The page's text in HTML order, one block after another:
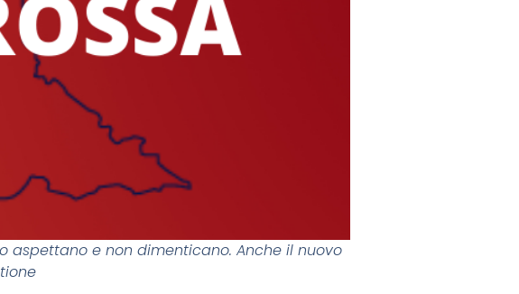
aspettano e non dimenticano. Anche il nuovo